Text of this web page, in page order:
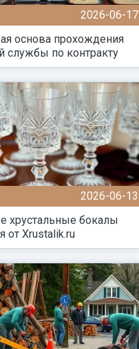
2026-06-17
основа прохождения
службы по контракту
2026-06-13
хрустальные бокалы
от Xrustalik.ru